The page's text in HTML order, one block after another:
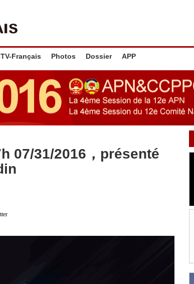
Français Photos Dossier APP
07/31/2016，présenté